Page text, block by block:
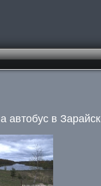
автобус в Зарайск